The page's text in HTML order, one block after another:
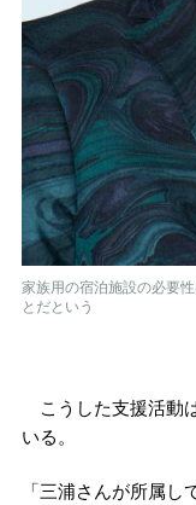
家族用の宿泊施設の必要
とだという
こうした支援活動
いる。
「三浦さんが所属